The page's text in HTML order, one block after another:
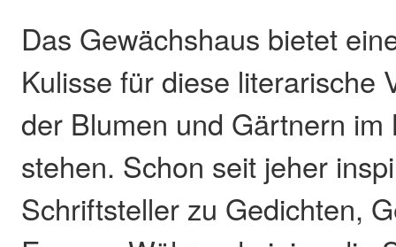
Das Gewächshaus bietet
Kulisse für diese literarische
der Blumen und Gärtnern im
stehen. Schon seit jeher
Schriftsteller zu Gedichten,